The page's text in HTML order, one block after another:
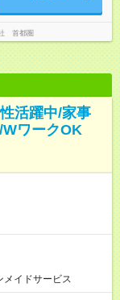
首都圏
活躍中/家事
ワークOK
メイドサービス